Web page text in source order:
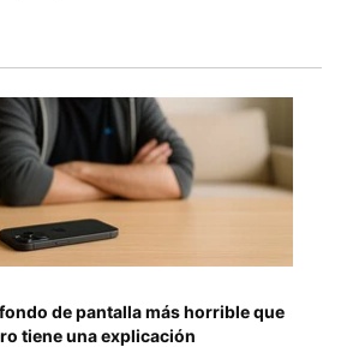
de pantalla más horrible que
tiene una explicación